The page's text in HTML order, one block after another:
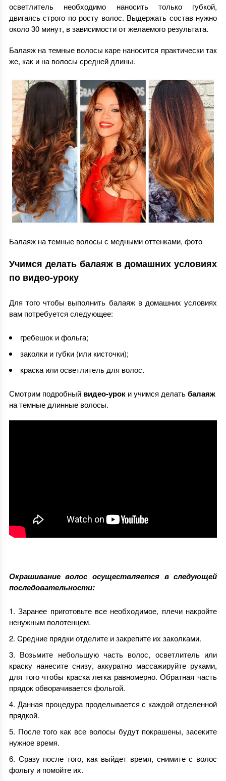
осветлитель необходимо наносить только губкой,
двигаясь строго по росту волос. Выдержать состав нужно
около 30 минут, в зависимости от желаемого результата.
Балаяж на темные волосы каре наносится практически так
же, как и на волосы средней длины.
Балаяж на темные волосы с медными оттенками, фото
Учимся делать балаяж в домашних условиях
по видео-уроку
Для того чтобы выполнить балаяж в домашних условиях
вам потребуется следующее:
гребешок и фольга;
заколки и губки (или кисточки);
краска или осветлитель для волос.
Смотрим подробныйвидео-уроки учимся делатьбалаяж
на темные длинные волосы.
Окрашивание волос осуществляется в следующей
последовательности:
Заранее приготовьте все необходимое, плечи накройте
ненужным полотенцем.
Cредние прядки отделите и закрепите их заколками.
Возьмите небольшую часть волос, осветлитель или
краску нанесите снизу, аккуратно массажируйте руками,
для того чтобы краска легка равномерно. Обратная часть
прядок обворачивается фольгой.
Данная процедура проделывается с каждой отделенной
прядкой.
После того как все волосы будут покрашены, засеките
нужное время.
Сразу после того, как выйдет время, снимите с волос
фольгу и помойте их.